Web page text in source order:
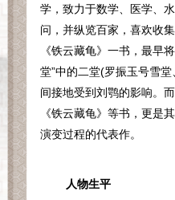
学，致力于数学、医学、
问，并纵览百家，喜欢收
《铁云藏龟》一书，最早
堂”中的二堂(罗振玉号雪
间接地受到刘鹗的影响。
《铁云藏龟》等书，更是
演变过程的代表作。
人物生平